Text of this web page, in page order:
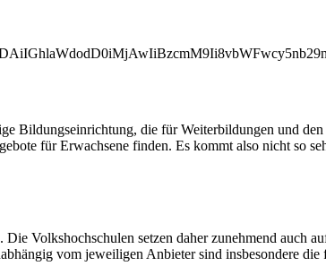
Bildungseinrichtung, die für Weiterbildungen und
für Erwachsene finden. Es kommt also nicht so
Volkshochschulen setzen daher zunehmend auch
vom jeweiligen Anbieter sind insbesondere